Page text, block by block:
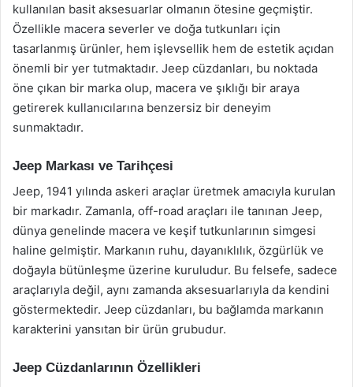
kullanılan basit aksesuarlar olmanın ötesine geçmiştir.
Özellikle macera severler ve doğa tutkunları için
tasarlanmış ürünler, hem işlevsellik hem de estetik açıdan
önemli bir yer tutmaktadır. Jeep cüzdanları, bu noktada
öne çıkan bir marka olup, macera ve şıklığı bir araya
getirerek kullanıcılarına benzersiz bir deneyim
sunmaktadır.
Jeep Markası ve Tarihçesi
Jeep, 1941 yılında askeri araçlar üretmek amacıyla kurulan
bir markadır. Zamanla, off-road araçları ile tanınan Jeep,
dünya genelinde macera ve keşif tutkunlarının simgesi
haline gelmiştir. Markanın ruhu, dayanıklılık, özgürlük ve
doğayla bütünleşme üzerine kuruludur. Bu felsefe, sadece
araçlarıyla değil, aynı zamanda aksesuarlarıyla da kendini
göstermektedir. Jeep cüzdanları, bu bağlamda markanın
karakterini yansıtan bir ürün grubudur.
Jeep Cüzdanlarının Özellikleri